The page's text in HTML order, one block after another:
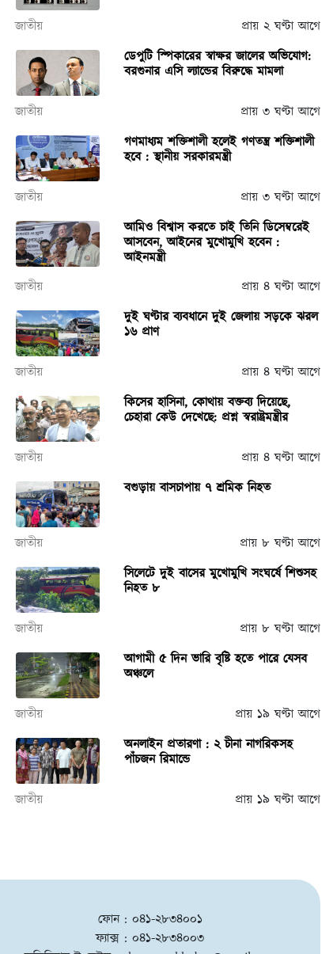
জাতীয়
প্রায় ২ ঘণ্টা আগে
ডেপুটি স্পিকারের স্বাক্ষর জালের অভিযোগ:
বরগুনার এসি ল্যান্ডের বিরুদ্ধে মামলা
জাতীয়
প্রায় ৩ ঘণ্টা আগে
গণমাধ্যম শক্তিশালী হলেই গণতন্ত্র শক্তিশালী
হবে : স্থানীয় সরকারমন্ত্রী
জাতীয়
প্রায় ৩ ঘণ্টা আগে
আমিও বিশ্বাস করতে চাই তিনি ডিসেম্বরেই
আসবেন, আইনের মুখোমুখি হবেন :
আইনমন্ত্রী
জাতীয়
প্রায় ৪ ঘণ্টা আগে
দুই ঘণ্টার ব্যবধানে দুই জেলায় সড়কে ঝরল
১৬ প্রাণ
জাতীয়
প্রায় ৪ ঘণ্টা আগে
কিসের হাসিনা, কোথায় বক্তব্য দিয়েছে,
চেহারা কেউ দেখেছে: প্রশ্ন স্বরাষ্ট্রমন্ত্রীর
জাতীয়
প্রায় ৪ ঘণ্টা আগে
বগুড়ায় বাসচাপায় ৭ শ্রমিক নিহত
জাতীয়
প্রায় ৮ ঘণ্টা আগে
সিলেটে দুই বাসের মুখোমুখি সংঘর্ষে শিশুসহ
নিহত ৮
জাতীয়
প্রায় ৮ ঘণ্টা আগে
আগামী ৫ দিন ভারি বৃষ্টি হতে পারে যেসব
অঞ্চলে
জাতীয়
প্রায় ১৯ ঘণ্টা আগে
অনলাইন প্রতারণা : ২ চীনা নাগরিকসহ
পাঁচজন রিমান্ডে
জাতীয় প্রায় ১৯ ঘণ্টা আগে
ফোন : ০৪১-২৮৩৪০০১
ফ্যাক্স : ০৪১-২৮৩৪০০৩